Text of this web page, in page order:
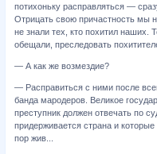
потихоньку расправляться —
Отрицать свою причастность мы
не знали тех, кто похитил наших.
обещали, преследовать
— А как же возмездие?
— Расправиться с ними после
банда мародеров. Великое
преступник должен отвечать по
придерживается страна и
пор жив...